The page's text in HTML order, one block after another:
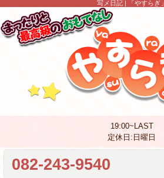
写メ日記 | 「やすらぎ」
19:00~LAST
定休日:日曜日
082-243-9540